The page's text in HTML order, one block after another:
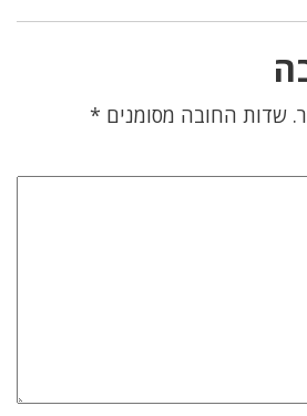
שדות החובה מסומנים *